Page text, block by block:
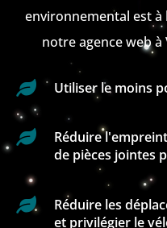
environnemental est à
notre agence web à
 Utiliser le moins

Réduire
de pièces jointes

Réduire les
et privilégier le